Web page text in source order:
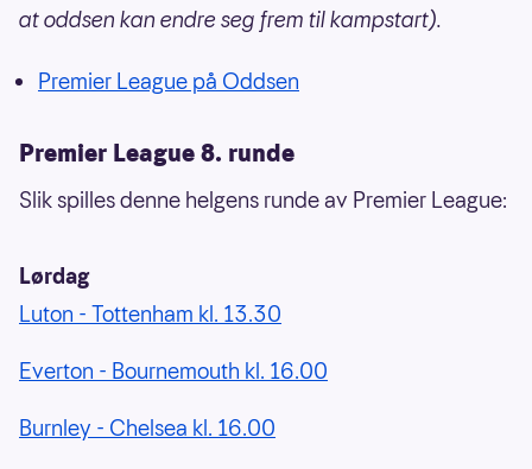
at oddsen kan endre seg frem til kampstart).
Premier League på Oddsen
Premier League 8. runde
Slik spilles denne helgens runde av Premier League:
Lørdag
Luton - Tottenham kl. 13.30
Everton - Bournemouth kl. 16.00
Burnley - Chelsea kl. 16.00